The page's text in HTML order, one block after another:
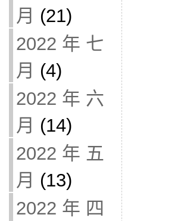
月 (21)
2022 年 七
月 (4)
2022 年 六
月 (14)
2022 年 五
月 (13)
2022 年 四